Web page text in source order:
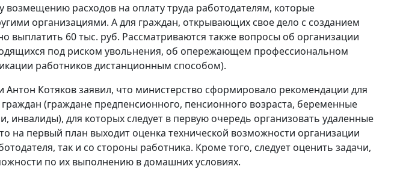
расходов на оплату труда работодателям, которые
организациями. А для граждан, открывающих свое дело с созданием
выплатить 60 тыс. руб. Рассматриваются также вопросы об организации
под риском увольнения, об опережающем профессиональном
работников дистанционным способом).
Антон Котяков заявил, что министерство сформировало рекомендации для
(граждане предпенсионного, пенсионного возраста, беременные
для которых следует в первую очередь организовать удаленные
на первый план выходит оценка технической возможности организации
так и со стороны работника. Кроме того, следует оценить задачи,
по их выполнению в домашних условиях.